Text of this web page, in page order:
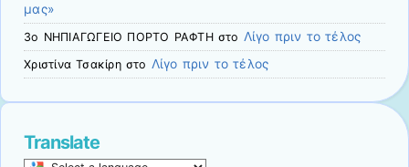
μας»
3ο ΝΗΠΙΑΓΩΓΕΙΟ ΠΟΡΤΟ ΡΑΦΤΗστο Λίγο πριν το τέλος
Χριστίνα Τσακίρηστο Λίγο πριν το τέλος
Translate